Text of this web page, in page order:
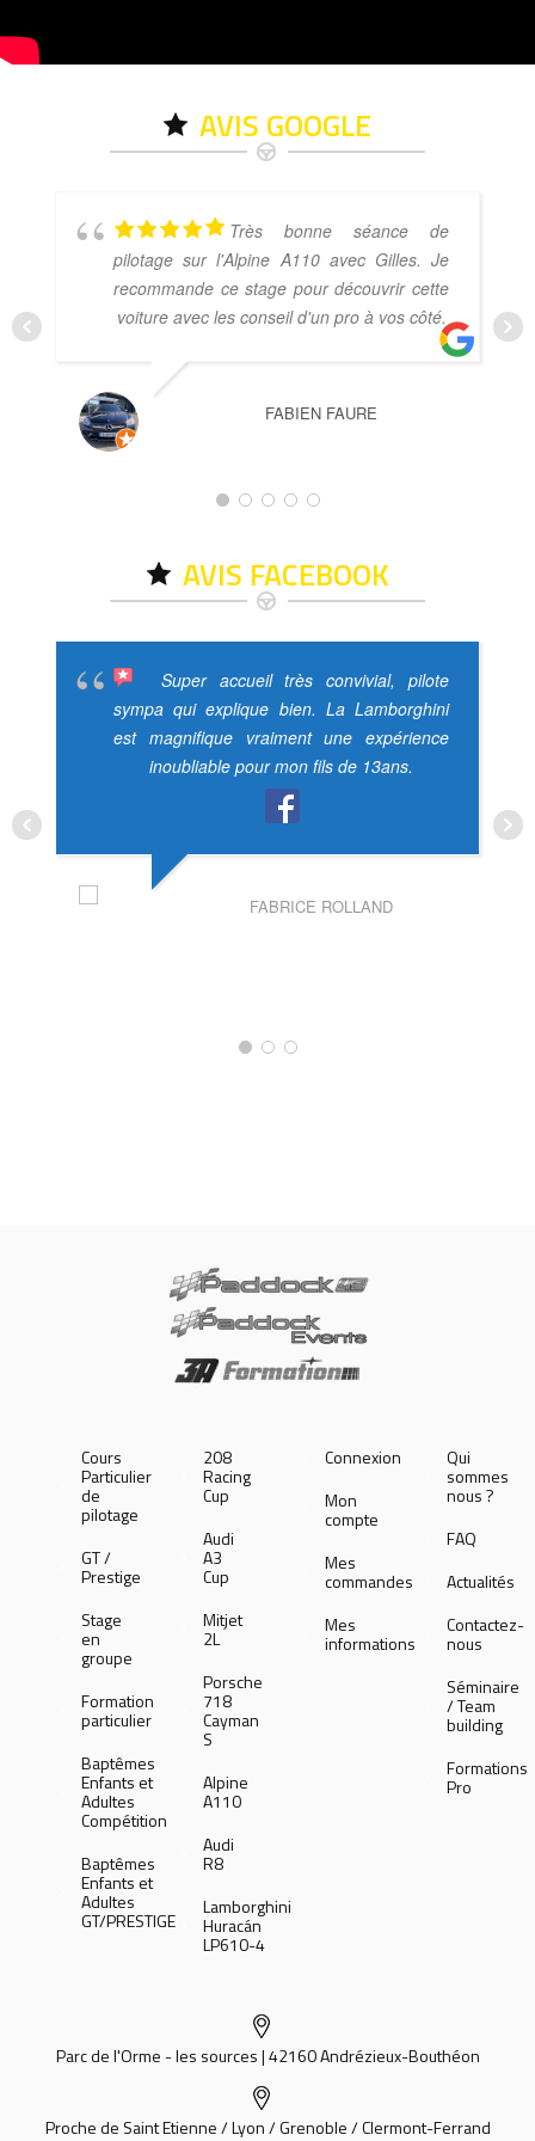
AVIS GOOGLE
Très bonne séance de
pilotage sur l'Alpine A110 avec Gilles. Je
recommande ce stage pour découvrir cette
voiture avec les conseil d'un pro à vos côté.
FABIEN FAURE
AVIS FACEBOOK
Super accueil très convivial, pilote
sympa qui explique bien. La Lamborghini
est magnifique vraiment une expérience
inoubliable pour mon fils de 13ans.
FABRICE ROLLAND
Cours
Particulier
de
pilotage
GT /
Prestige
Stage
en
groupe
Formation
particulier
Baptêmes
Enfants et
Adultes
Compétition
Baptêmes
Enfants et
Adultes
GT/PRESTIGE
208
Racing
Cup
Audi
A3
Cup
Mitjet
2L
Porsche
718
Cayman
S
Alpine
A110
Audi
R8
Lamborghini
Huracán
LP610-4
Connexion
Mon
compte
Mes
commandes
Mes
informations
Qui
sommes
nous ?
FAQ
Actualités
Contactez-
nous
Séminaire
/ Team
building
Formations
Pro
Parc de l'Orme - les sources | 42160 Andrézieux-Bouthéon
Proche de Saint Etienne / Lyon / Grenoble / Clermont-Ferrand